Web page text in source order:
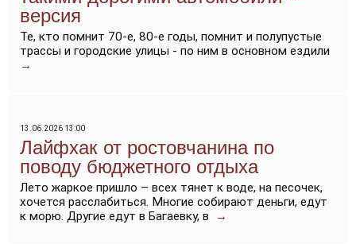
версия
Те, кто помнит 70-е, 80-е годы, помнит и полупустые
трассы и городские улицы - по ним в основном ездили
→
13.06.2026 13:00
Лайфхак от ростовчанина по
поводу бюджетного отдыха
Лето жаркое пришло – всех тянет к воде, на песочек,
хочется расслабиться. Многие собирают деньги, едут
к морю. Другие едут в Багаевку, в
→